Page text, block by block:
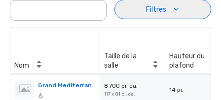
Filtres
Nom
Taille de la
salle
Hauteur du
plafond
Grand Mediterranean Ballroom 8 700 pi. ca.
117 x 81 pi. ca.
14 pi.